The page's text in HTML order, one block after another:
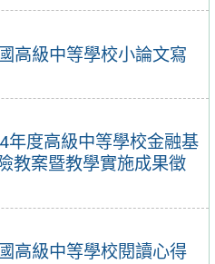
高級中等學校小論文寫
年度高級中等學校金融基
教案暨教學實施成果徵
高級中等學校閱讀心得